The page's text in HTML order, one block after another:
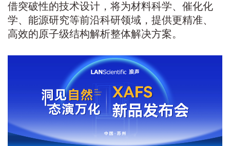
借突破性的技术设计，将为材料科学、催化化
学、能源研究等前沿科研领域，提供更精准、
高效的原子级结构解析整体解决方案。